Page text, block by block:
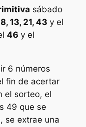
sábado
13, 21, 43y el
46y el
6 números
fin de acertar
el sorteo, el
49 que se
se extrae una